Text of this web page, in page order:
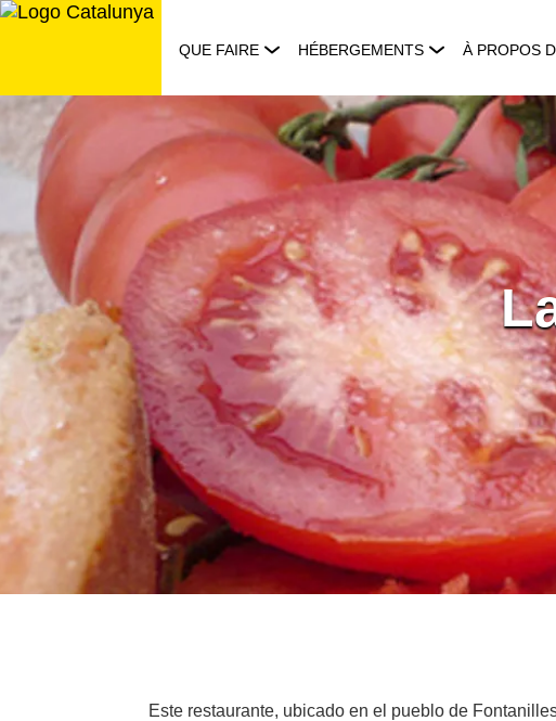
Aller
QUE FAIRE HÉBERGEMENTS À PROPOS
Este restaurante, ubicado en el pueblo de